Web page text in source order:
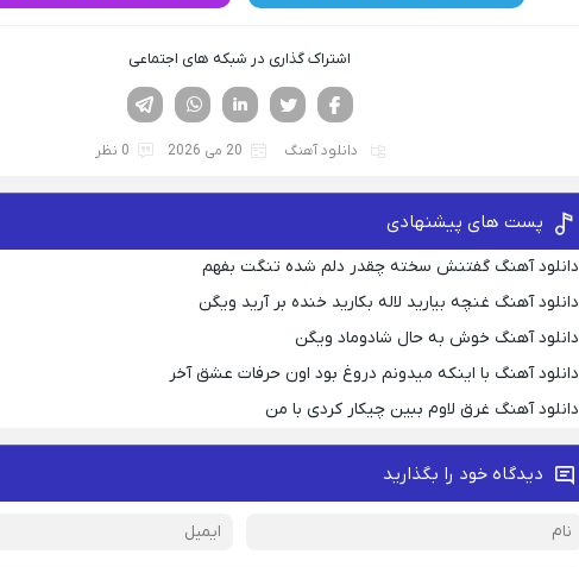
اشتراک گذاری در شبکه های اجتماعی
لینکدین تویتر
فیسوک
دانلود آهنگ 20 می 2026 0 نظر
پست های پیشنهادی
دانلود آهنگ گفتنش سخته چقدر دلم شده تنگت بفهم
دانلود آهنگ غنچه بیارید لاله بکارید خنده بر آرید ویگن
دانلود آهنگ خوش به حال شادوماد ویگن
دانلود آهنگ با اینکه میدونم دروغ بود اون حرفات عشق آخر
دانلود آهنگ غرق لاوم ببین چیکار کردی با من
دیدگاه خود را بگذارید